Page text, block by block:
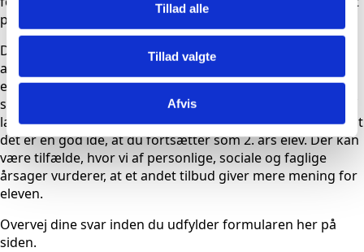
Tillad alle
Tillad valgte
Afvis
på et konstruktivt forældresamarbejde.
Du søger om at blive 2. års elev ved at udfylde
ansøgningsskemaet her på siden. Vurderer skolen at der
er basis for at blive 2. årselev, skal du til en samtale
sammen med dine forældre, med en gruppe bestående af
lærere og ledelse. Skolen vurderer efter samtalen, hvorvidt
det er en god ide, at du fortsætter som 2. års elev. Der kan
være tilfælde, hvor vi af personlige, sociale og faglige
årsager vurderer, at et andet tilbud giver mere mening for
eleven.
Overvej dine svar inden du udfylder formularen her på
siden.